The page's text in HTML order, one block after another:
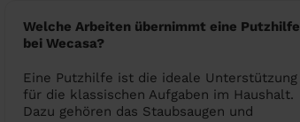
Welche Arbeiten übernimmt eine Putzhilfe
bei Wecasa?
Eine Putzhilfe ist die ideale Unterstützung
für die klassischen Aufgaben im Haushalt.
Dazu gehören das Staubsaugen und